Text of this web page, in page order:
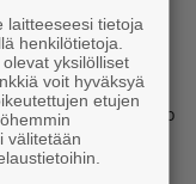
advisors of
to procurement
is Jorma Saariketo
laitteeseesi tietoja
henkilötietoja.
yksilölliset
voit hyväksyä
etujen
välitetään